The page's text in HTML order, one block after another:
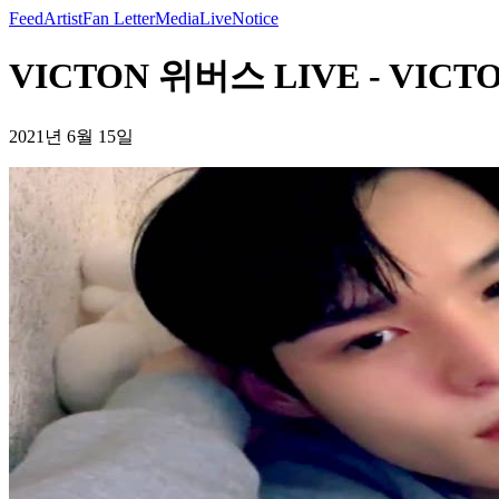
FeedArtistFan LetterMediaLiveNotice
VICTON 위버스 LIVE -
2021년 6월 15일